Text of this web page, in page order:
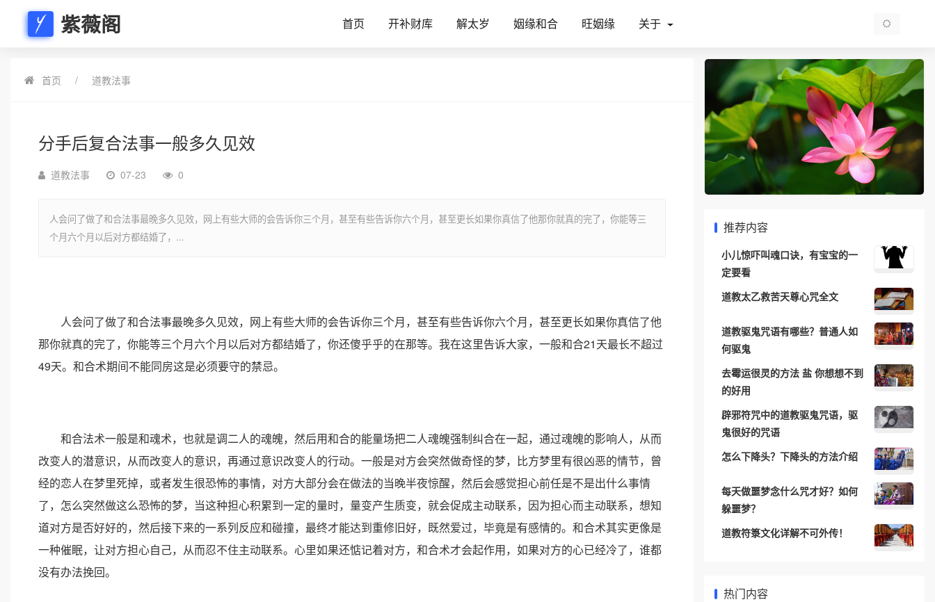
紫薇阁 首页 开补财库 解太岁 姻缘和合 旺姻缘 关于
首页 道教法事
分手后复合法事一般多久见效
道教法事 07-23 0
人会问了做了和合法事最晚多久见效，网上有些大师的会告诉你三个月，甚至有些告诉你六个月，甚至更长如果你真信了他那你就真的完了，你能等三
个月六个月以后对方都结婚了，...
人会问了做了和合法事最晚多久见效，网上有些大师的会告诉你三个月，甚至有些告诉你六个月，甚至更长如果你真信了他
那你就真的完了，你能等三个月六个月以后对方都结婚了，你还傻乎乎的在那等。我在这里告诉大家，一般和合21天最长不超过
49天。和合术期间不能同房这是必须要守的禁忌。
和合法术一般是和魂术，也就是调二人的魂魄，然后用和合的能量场把二人魂魄强制纠合在一起，通过魂魄的影响人，从而
改变人的潜意识，从而改变人的意识，再通过意识改变人的行动。一般是对方会突然做奇怪的梦，比方梦里有很凶恶的情节，曾
经的恋人在梦里死掉，或者发生很恐怖的事情，对方大部分会在做法的当晚半夜惊醒，然后会感觉担心前任是不是出什么事情
了，怎么突然做这么恐怖的梦，当这种担心积累到一定的量时，量变产生质变，就会促成主动联系，因为担心而主动联系，想知
道对方是否好好的，然后接下来的一系列反应和碰撞，最终才能达到重修旧好，既然爱过，毕竟是有感情的。和合术其实更像是
一种催眠，让对方担心自己，从而忍不住主动联系。心里如果还惦记着对方，和合术才会起作用，如果对方的心已经冷了，谁都
没有办法挽回。
推荐内容
小儿惊吓叫魂口诀，有宝宝的一
定要看
道教太乙救苦天尊心咒全文
道教驱鬼咒语有哪些？普通人如
何驱鬼
去霉运很灵的方法 盐 你想想不到
的好用
辟邪符咒中的道教驱鬼咒语，驱
鬼很好的咒语
怎么下降头？下降头的方法介绍
每天做噩梦念什么咒才好？如何
躲噩梦？
道教符箓文化详解不可外传！
热门内容